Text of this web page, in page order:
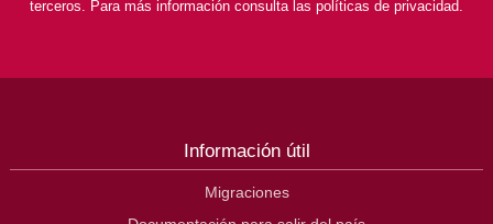
terceros. Para más información consulta las políticas de privacidad.
Información útil
Migraciones